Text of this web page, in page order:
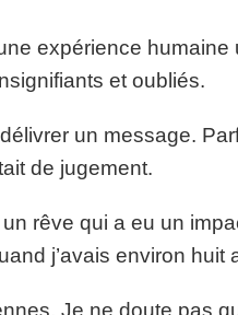
expérience humaine
et oubliés.
un message.
de jugement.
rêve qui a eu un
j’avais environ huit
Je ne doute pas